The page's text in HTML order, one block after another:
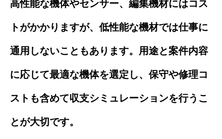
高性能な機体やセンサー、編集機材にはコス
トがかかりますが、低性能な機材では仕事に
通用しないこともあります。用途と案件内容
に応じて最適な機体を選定し、保守や修理コ
ストも含めて収支シミュレーションを行うこ
とが大切です。